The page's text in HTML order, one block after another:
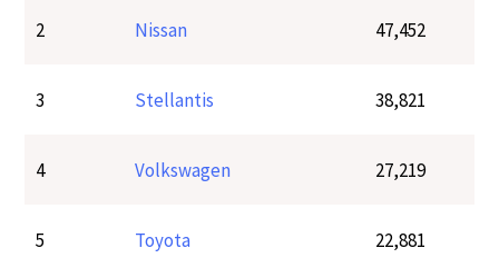
2 Nissan 47,452
3 Stellantis 38,821
4 Volkswagen 27,219
5 Toyota 22,881